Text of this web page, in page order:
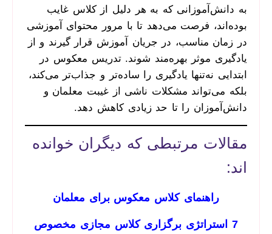
به دانش‌آموزانی که به هر دلیل از کلاس غایب
بوده‌اند، فرصت می‌دهد تا با مرور محتوای آموزشی
در زمان مناسب، در جریان آموزش قرار گیرند و از
یادگیری موثر بهره‌مند شوند. تدریس معکوس در
ابتدایی نه‌تنها یادگیری را ساده‌تر و جذاب‌تر می‌کند،
بلکه می‌تواند مشکلات ناشی از غیبت معلمان و
دانش‌آموزان را تا حد زیادی کاهش دهد.
مقالات مرتبطی که دیگران خوانده
اند:
راهنمای کلاس معکوس برای معلمان
7 استراتژی برگزاری کلاس مجازی مخصوص